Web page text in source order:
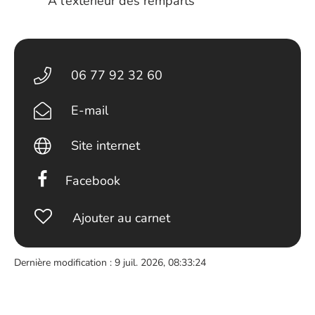
06 77 92 32 60
E-mail
Site internet
Facebook
Ajouter au carnet
Dernière modification : 9 juil. 2026, 08:33:24